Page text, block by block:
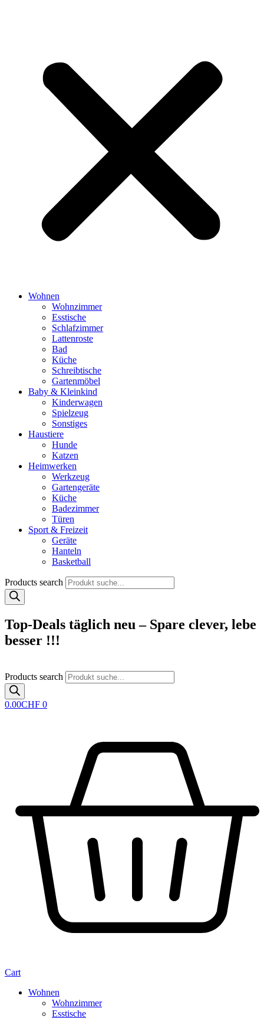
Wohnen
Wohnzimmer
Esstische
Schlafzimmer
Lattenroste
Bad
Küche
Schreibtische
Gartenmöbel
Baby & Kleinkind
Kinderwagen
Spielzeug
Sonstiges
Haustiere
Hunde
Katzen
Heimwerken
Werkzeug
Gartengeräte
Küche
Badezimmer
Türen
Sport & Freizeit
Geräte
Hanteln
Basketball
Products search
Top-Deals täglich neu – Spare clever, lebe
besser !!!
Products search
0.00CHF 0
Cart
Wohnen
Wohnzimmer
Esstische